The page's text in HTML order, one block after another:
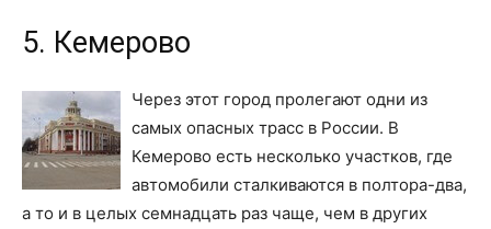
5. Кемерово
Через этот город пролегают одни из
самых опасных трасс в России. В
Кемерово есть несколько участков, где
автомобили сталкиваются в полтора-два,
а то и в целых семнадцать раз чаще, чем в других